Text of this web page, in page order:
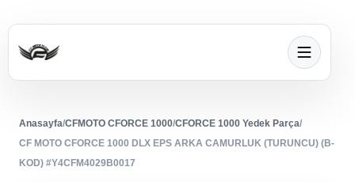
Anasayfa/CFMOTO CFORCE 1000/CFORCE 1000 Yedek Parça/
CF MOTO CFORCE 1000 DLX EPS ARKA CAMURLUK (TURUNCU) (B-
KOD) #Y4CFM4029B0017